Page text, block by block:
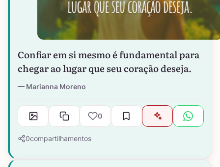
Confiar em si mesmo é fundamental para
chegar ao lugar que seu coração deseja.
Marianna Moreno
0
0compartilhamentos